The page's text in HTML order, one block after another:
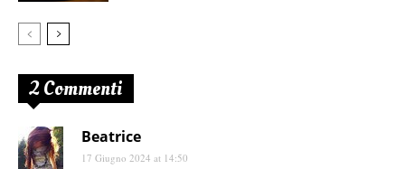
2 Commenti
Beatrice
17 Giugno 2024 at 14:50